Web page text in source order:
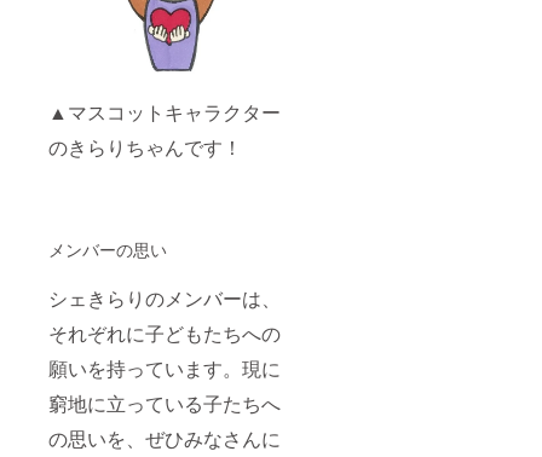
▲マスコットキャラクター
のきらりちゃんです！
メンバーの思い
シェきらりのメンバーは、
それぞれに子どもたちへの
願いを持っています。現に
窮地に立っている子たちへ
の思いを、ぜひみなさんに